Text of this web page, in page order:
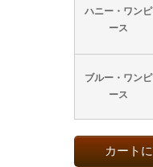
ハニー・ワンピ
ース
ブルー・ワンピ
ース